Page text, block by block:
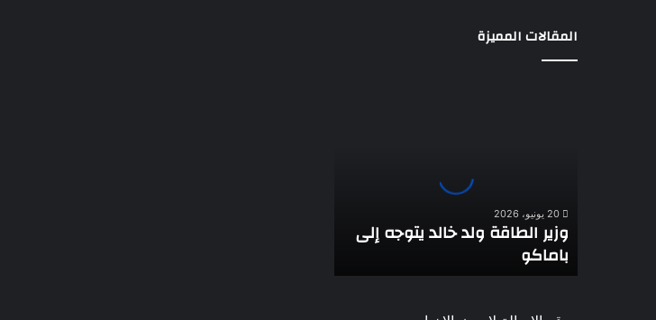
المقالات المميزة
20 يونيو، 2026
وزير الطاقة ولد خالد يتوجه إلى
باماكو